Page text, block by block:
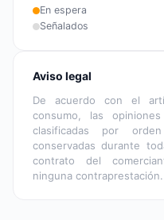
En espera
Señalados
Aviso legal
De acuerdo con el
consumo, las
clasificadas por
conservadas durante
contrato del
ninguna contraprestación.